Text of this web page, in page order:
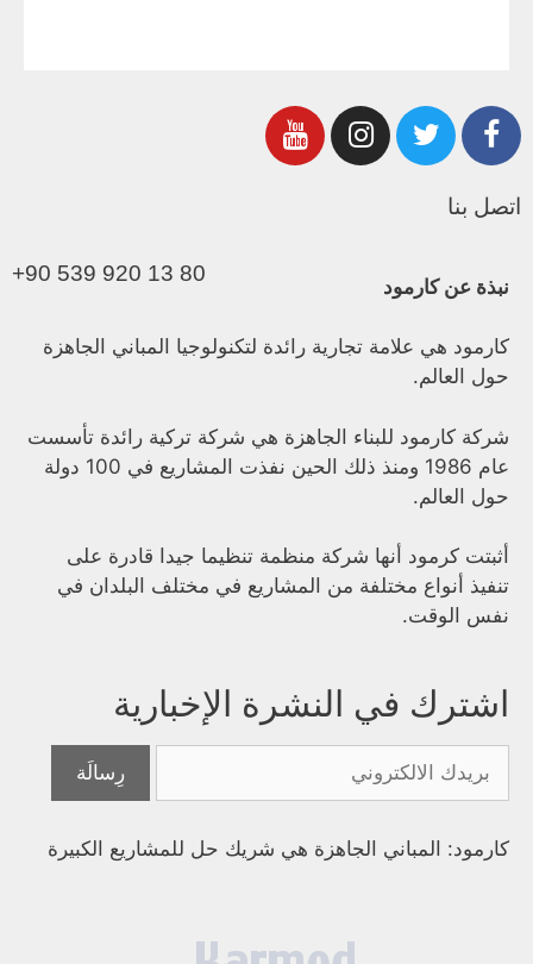
اتصل بنا
+90 539 920 13 80
نبذة عن كارمود
كارمود هي علامة تجارية رائدة لتكنولوجيا المباني الجاهزة
حول العالم.
شركة كارمود للبناء الجاهزة هي شركة تركية رائدة تأسست
عام 1986 ومنذ ذلك الحين نفذت المشاريع في 100 دولة
حول العالم.
أثبتت كرمود أنها شركة منظمة تنظيما جيدا قادرة على
تنفيذ أنواع مختلفة من المشاريع في مختلف البلدان في
نفس الوقت.
اشترك في النشرة الإخبارية
كارمود: المباني الجاهزة هي شريك حل للمشاريع الكبيرة